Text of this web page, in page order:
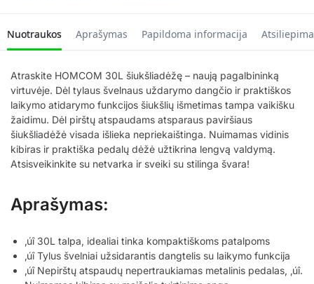
Nuotraukos Aprašymas Papildoma informacija
Atraskite HOMCOM 30L šiukšliadėžę – naują pagalbininką
virtuvėje. Dėl tylaus švelnaus uždarymo dangčio ir praktiškos
laikymo atidarymo funkcijos šiukšlių išmetimas tampa vaikišku
žaidimu. Dėl pirštų atspaudams atsparaus paviršiaus
šiukšliadėžė visada išlieka nepriekaištinga. Nuimamas vidinis
kibiras ir praktiška pedalų dėžė užtikrina lengvą valdymą.
Atsisveikinkite su netvarka ir sveiki su stilinga švara!
Aprašymas:
‚úî 30L talpa, idealiai tinka kompaktiškoms patalpoms
‚úî Tylus švelniai užsidarantis dangtelis su laikymo funkcija
‚úî Nepirštų atspaudų nepertraukiamas metalinis pedalas, ‚úî.